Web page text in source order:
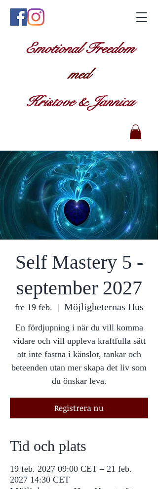
Emotional Freedom
med
Kristove & Jannica
Self Mastery 5 -
september 2027
fre 19 feb.
  |
Möjligheternas Hus
En fördjupning i när du vill komma
vidare och vill uppleva kraftfulla sätt
att inte fastna i känslor, tankar och
beteenden utan mer skapa det liv som
du önskar leva.
Registrera nu
Tid och plats
19 feb. 2027 09:00 CET – 21 feb.
2027 14:30 CET